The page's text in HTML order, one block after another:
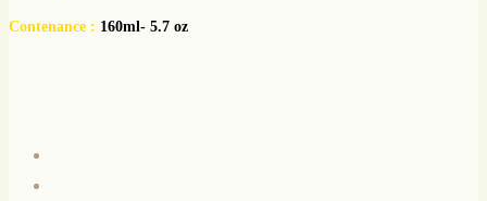
Contenance : 160ml- 5.7 oz